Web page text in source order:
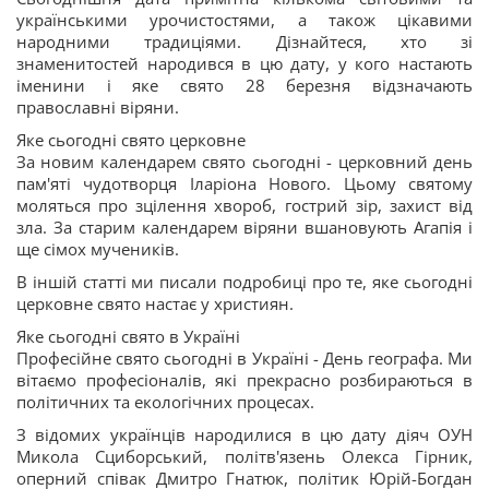
українськими урочистостями, а також цікавими
народними традиціями. Дізнайтеся, хто зі
знаменитостей народився в цю дату, у кого настають
іменини і яке свято 28 березня відзначають
православні віряни.
Яке сьогодні свято церковне
За новим календарем свято сьогодні - церковний день
пам'яті чудотворця Іларіона Нового. Цьому святому
моляться про зцілення хвороб, гострий зір, захист від
зла. За старим календарем віряни вшановують Агапія і
ще сімох мучеників.
В іншій статті ми писали подробиці про те, яке сьогодні
церковне свято настає у християн.
Яке сьогодні свято в Україні
Професійне свято сьогодні в Україні - День географа. Ми
вітаємо професіоналів, які прекрасно розбираються в
політичних та екологічних процесах.
З відомих українців народилися в цю дату діяч ОУН
Микола Сциборський, політв'язень Олекса Гірник,
оперний співак Дмитро Гнатюк, політик Юрій-Богдан